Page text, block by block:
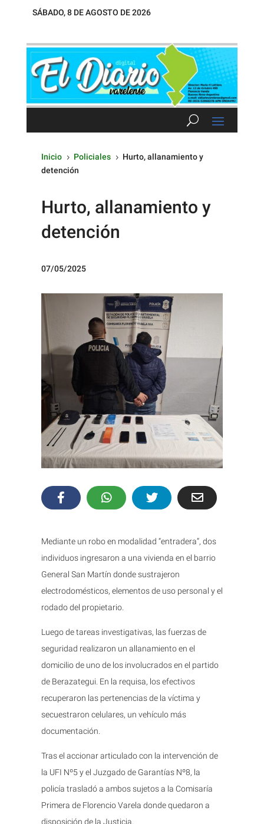
SÁBADO, 8 DE AGOSTO DE 2026
Inicio 5 Policiales 5 Hurto, allanamiento y
detención
Hurto, allanamiento y
detención
07/05/2025
Mediante un robo en modalidad “entradera”, dos
individuos ingresaron a una vivienda en el barrio
General San Martín donde sustrajeron
electrodomésticos, elementos de uso personal y el
rodado del propietario.
Luego de tareas investigativas, las fuerzas de
seguridad realizaron un allanamiento en el
domicilio de uno de los involucrados en el partido
de Berazategui. En la requisa, los efectivos
recuperaron las pertenencias de la víctima y
secuestraron celulares, un vehículo más
documentación.
Tras el accionar articulado con la intervención de
la UFI Nº5 y el Juzgado de Garantías Nº8, la
policía trasladó a ambos sujetos a la Comisaría
Primera de Florencio Varela donde quedaron a
disposición de la Justicia.